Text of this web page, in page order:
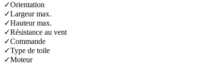
✓Orientation
✓Largeur max.
✓Hauteur max.
✓Résistance au vent
✓Commande
✓Type de toile
✓Moteur